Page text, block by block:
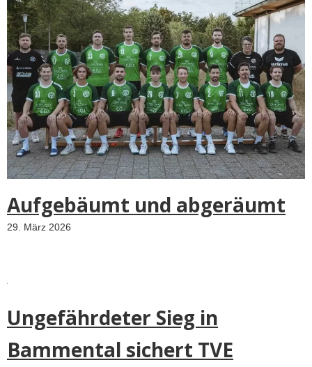
Aufgebäumt und abgeräumt
29. März 2026
Ungefährdeter Sieg in
Bammental sichert TVE